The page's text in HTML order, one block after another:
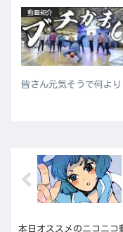
動画紹介
皆さん元気そうで何より
本日オススメのニコニコ